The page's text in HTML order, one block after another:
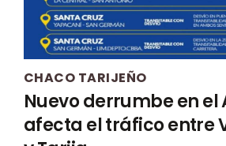
CHACO TARIJEÑO
Nuevo derrumbe en el
afecta el tráfico entre